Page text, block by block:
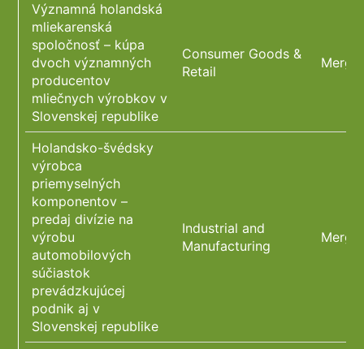
Významná holandská
mliekarenská
spoločnosť – kúpa
dvoch významných
producentov
mliečnych výrobkov v
Slovenskej republike
Consumer Goods &
Retail
Holandsko-švédsky
výrobca
priemyselných
komponentov –
predaj divízie na
výrobu
automobilových
súčiastok
prevádzkujúcej
podnik aj v
Slovenskej republike
Industrial and
Manufacturing